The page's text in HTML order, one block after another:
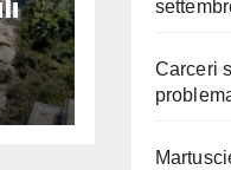
Carceri